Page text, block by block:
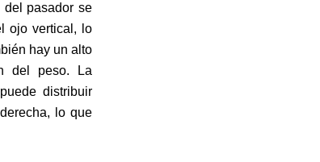
del pasador se
ojo vertical, lo
hay un alto
del peso. La
distribuir
lo que